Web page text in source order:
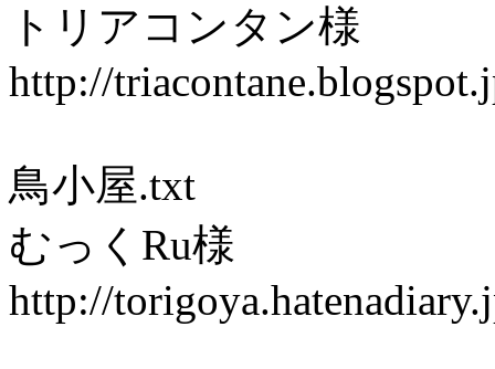
トリアコンタン様
http://
鳥小屋.txt
むっくRu様
http://